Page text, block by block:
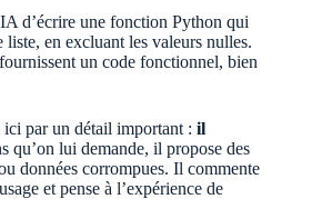
d’écrire une fonction Python qui
liste, en excluant les valeurs nulles.
un code fonctionnel, bien
par un détail important : il
qu’on lui demande, il propose des
données corrompues. Il commente
et pense à l’expérience de